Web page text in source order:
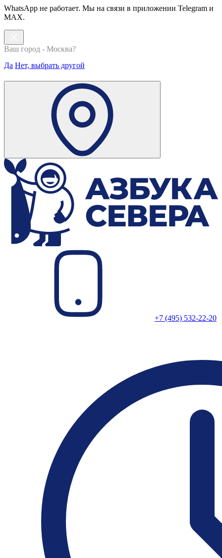
WhatsApp не работает. Мы на связи в приложении Telegram и
MAX.
Ваш город - Москва?
Да Нет, выбрать другой
+7 (495) 532-22-20